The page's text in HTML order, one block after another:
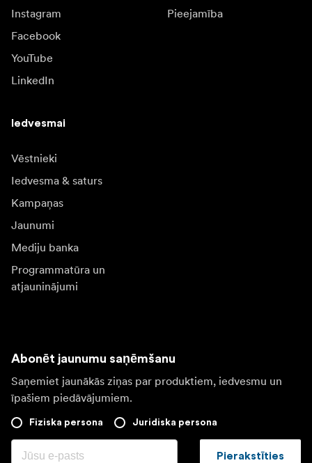
Instagram
Facebook
YouTube
LinkedIn
Pieejamība
Iedvesmai
Vēstnieki
Iedvesma & saturs
Kampaņas
Jaunumi
Mediju banka
Programmatūra un
atjauninājumi
Abonēt jaunumu saņēmšanu
Saņemiet jaunākās ziņas par produktiem, iedvesmu un
īpašiem piedāvājumiem.
Fiziska persona Juridiska persona
Pierakstīties